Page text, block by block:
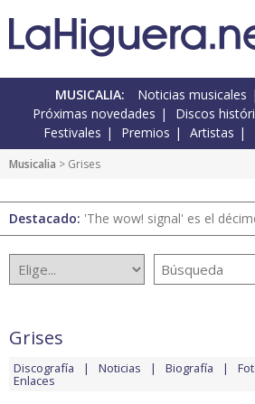
MUSICALIA: Noticias musicales
Próximas novedades
Discos
Festivales
Premios Artistas
Musicalia > Grises
Destacado: 'The wow! signal' es el
Grises
Discografía Noticias Biografía
Enlaces